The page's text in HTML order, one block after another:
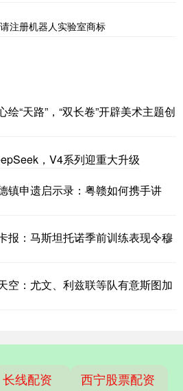
注册机器人实验室商标
“天路”，“双长卷”开辟美术主题创
，V4系列迎重大升级
镇申遗启示录：粤赣如何携手讲
报：马斯坦托诺季前训练表现令穆
空：尤文、利兹联等队有意斯图加
长线配资
西宁股票配资